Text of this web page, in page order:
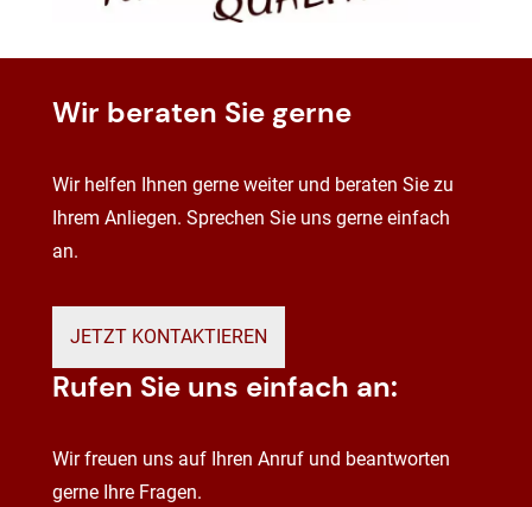
Wir beraten Sie gerne
Wir helfen Ihnen gerne weiter und beraten Sie zu
Ihrem Anliegen. Sprechen Sie uns gerne einfach
an.
JETZT KONTAKTIEREN
Rufen Sie uns einfach an:
Wir freuen uns auf Ihren Anruf und beantworten
gerne Ihre Fragen.